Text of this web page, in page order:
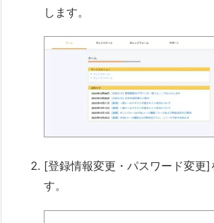
します。
[登録情報変更・パスワード変更]
す。